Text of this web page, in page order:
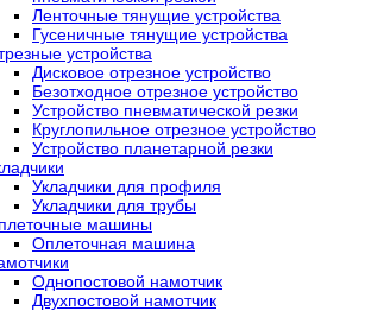
Ленточные тянущие устройства
Гусеничные тянущие устройства
устройства
Дисковое отрезное устройство
Безотходное отрезное устройство
Устройство пневматической резки
Круглопильное отрезное устройство
Устройство планетарной резки
Укладчики для профиля
Укладчики для трубы
машины
Оплеточная машина
Однопостовой намотчик
Двухпостовой намотчик